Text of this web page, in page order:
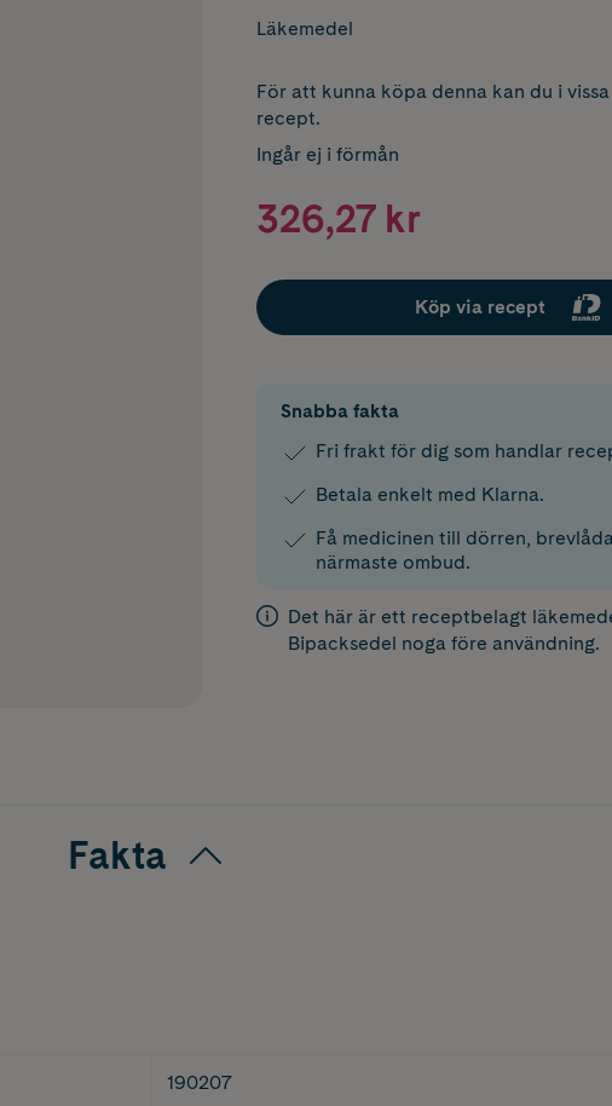
Läkemedel
För att kunna köpa denna kan du i
recept.
Ingår ej i förmån
326,27 kr
Köp via recept
Snabba fakta
Fri frakt för dig som handlar
Betala enkelt med Klarna.
Få medicinen till dörren,
närmaste ombud.
Det här är ett receptbelagt
Bipacksedel noga före användning.
Fakta
190207